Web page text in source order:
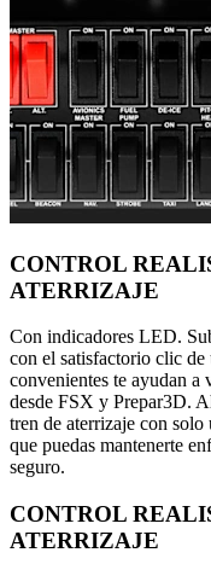
CONTROL
ATERRIZAJE
Con indicadores LED.
con el satisfactorio clic
convenientes te ayudan a
desde FSX y Prepar3D.
tren de aterrizaje con
que puedas mantenerte
seguro.
CONTROL
ATERRIZAJE